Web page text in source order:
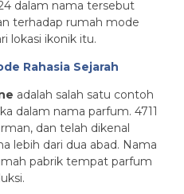
dalam nama tersebut
terhadap rumah mode
lokasi ikonik itu.
Rahasia Sejarah
adalah salah satu contoh
dalam nama parfum. 4711
dan telah dikenal
lebih dari dua abad. Nama
pabrik tempat parfum